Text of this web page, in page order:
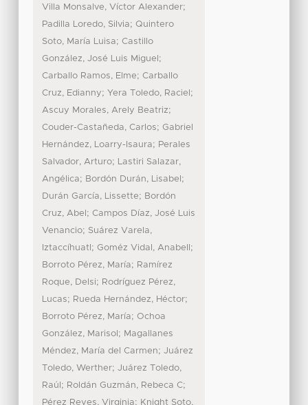
Villa Monsalve, Víctor Alexander;
Padilla Loredo, Silvia; Quintero
Soto, María Luisa; Castillo
González, José Luis Miguel ;
Carballo Ramos, Elme; Carballo
Cruz, Edianny; Yera Toledo, Raciel ;
Ascuy Morales, Arely Beatriz;
Couder-Castañeda, Carlos; Gabriel
Hernández, Loarry-Isaura; Perales
Salvador, Arturo; Lastiri Salazar,
Angélica; Bordón Durán, Lisabel ;
Durán García, Lissette; Bordón
Cruz, Abel ; Campos Díaz, José Luis
Venancio; Suárez Varela,
Iztaccíhuatl ; Goméz Vidal, Anabell ;
Borroto Pérez, María; Ramírez
Roque, Delsi; Rodríguez Pérez,
Lucas; Rueda Hernández, Héctor;
Borroto Pérez, María; Ochoa
González, Marisol ; Magallanes
Méndez, María del Carmen; Juárez
Toledo, Werther; Juárez Toledo,
Raúl ; Roldán Guzmán, Rebeca C;
Pérez Reyes, Virginia; Knight Soto,